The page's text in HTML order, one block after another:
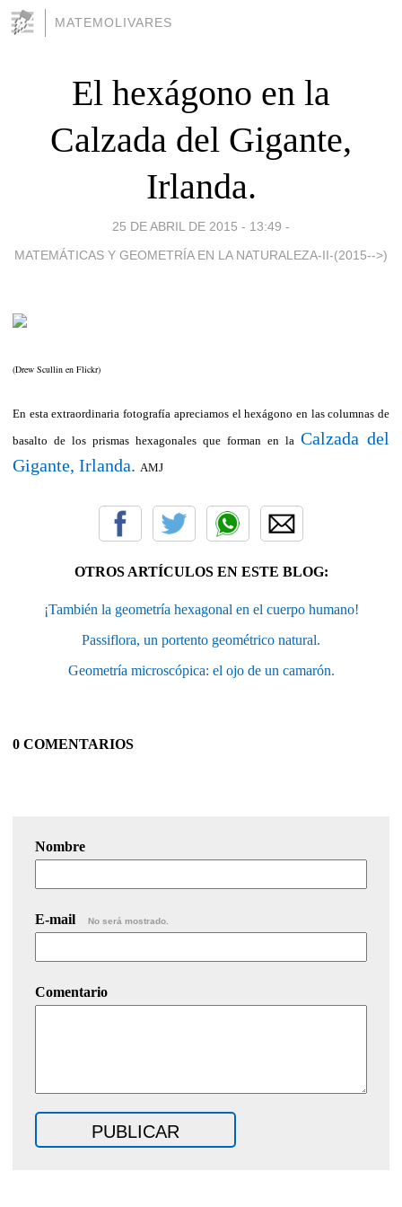
MATEMOLIVARES
El hexágono en la
Calzada del Gigante,
Irlanda.
25 DE ABRIL DE 2015 - 13:49 -
MATEMÁTICAS Y GEOMETRÍA EN LA NATURALEZA-II-(2015-->)
(Drew Scullin en Flickr)
En esta extraordinaria fotografía apreciamos el hexágono en las columnas de
basalto de los prismas hexagonales que forman en la Calzada del
Gigante, Irlanda. AMJ
OTROS ARTÍCULOS EN ESTE BLOG:
¡También la geometría hexagonal en el cuerpo humano!
Passiflora, un portento geométrico natural.
Geometría microscópica: el ojo de un camarón.
0 COMENTARIOS
Nombre
E-mail No será mostrado.
Comentario